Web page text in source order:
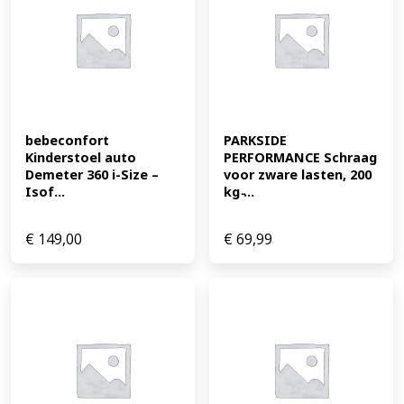
bebeconfort
Kinderstoel auto
Demeter 360 i-Size –
Isof...
€ 149,00
PARKSIDE
PERFORMANCE Schraag
voor zware lasten, 200
kg ̵...
€69,99